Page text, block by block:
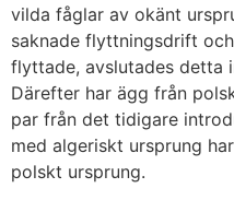
vilda fåglar av okänt
saknade flyttningsdrift
flyttade, avslutades detta
Därefter har ägg från
par från det tidigare
med algeriskt ursprung
polskt ursprung.